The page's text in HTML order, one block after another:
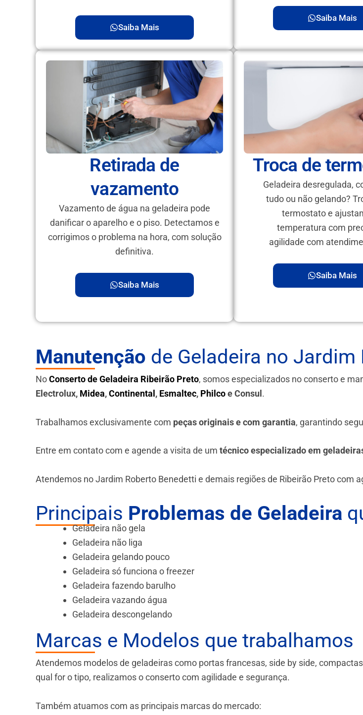
Saiba Mais
Saiba Mais
Retirada de
vazamento
Vazamento de água na geladeira pode
danificar o aparelho e o piso. Detectamos e
corrigimos o problema na hora, com solução
definitiva.
Saiba Mais
Troca de
Geladeira desregulada,
tudo ou não gelando?
termostato e
temperatura com
agilidade com
Saiba Mais
Manutenção de Geladeira no Jardim
NoConserto de Geladeira Ribeirão Preto, somos especializados no conserto e
Electrolux, Midea,Continental , Esmaltec, Philcoe Consul .
Trabalhamos exclusivamente com peças originais e com garantia, garantindo
Entre em contato com e agende a visita de um técnico especializado em
Atendemos no Jardim Roberto Benedetti e demais regiões de Ribeirão Pretocom
Principais Problemas de Geladeira
Geladeira não gela
Geladeira não liga
Geladeira gelando pouco
Geladeira só funciona o freezer
Geladeira fazendo barulho
Geladeira vazando água
Geladeira descongelando
Marcas e Modelos que trabalhamos
Atendemos modelos de geladeiras como portas francesas, side by side,
qual for o tipo, realizamos o conserto com agilidade e segurança.
Também atuamos com as principais marcas do mercado: